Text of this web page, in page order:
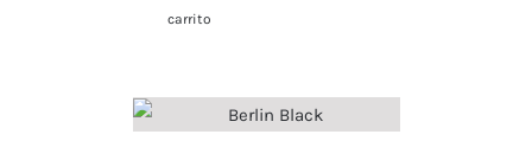
carrito